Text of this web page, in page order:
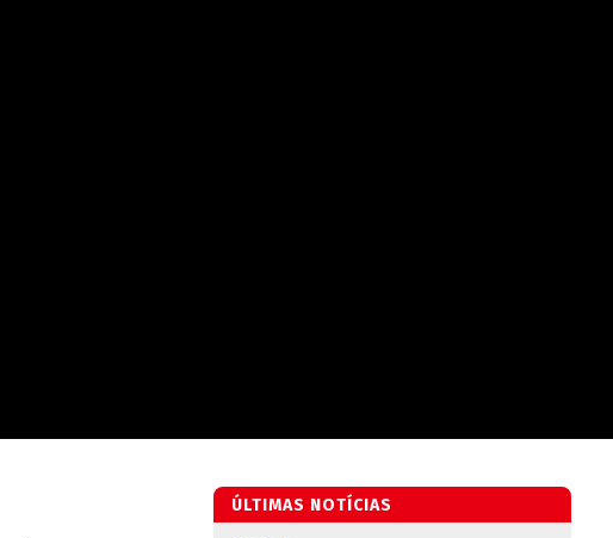
ÚLTIMAS NOTÍCIAS